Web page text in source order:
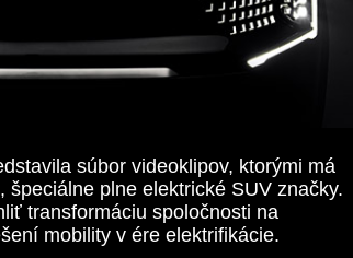
súbor videoklipov, ktorými má
plne elektrické SUV značky.
transformáciu spoločnosti na
mobility v ére elektrifikácie.